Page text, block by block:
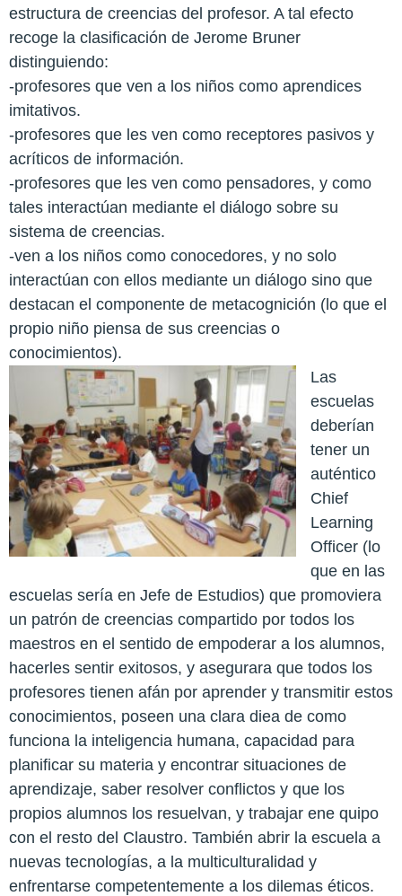
estructura de creencias del profesor. A tal efecto
recoge la clasificación de Jerome Bruner
distinguiendo:
-profesores que ven a los niños como aprendices
imitativos.
-profesores que les ven como receptores pasivos y
acríticos de información.
-profesores que les ven como pensadores, y como
tales interactúan mediante el diálogo sobre su
sistema de creencias.
-ven a los niños como conocedores, y no solo
interactúan con ellos mediante un diálogo sino que
destacan el componente de metacognición (lo que el
propio niño piensa de sus creencias o
conocimientos).
Las
escuelas
deberían
tener un
auténtico
Chief
Learning
Officer (lo
que en las
escuelas sería en Jefe de Estudios) que promoviera
un patrón de creencias compartido por todos los
maestros en el sentido de empoderar a los alumnos,
hacerles sentir exitosos, y asegurara que todos los
profesores tienen afán por aprender y transmitir estos
conocimientos, poseen una clara diea de como
funciona la inteligencia humana, capacidad para
planificar su materia y encontrar situaciones de
aprendizaje, saber resolver conflictos y que los
propios alumnos los resuelvan, y trabajar ene quipo
con el resto del Claustro. También abrir la escuela a
nuevas tecnologías, a la multiculturalidad y
enfrentarse competentemente a los dilemas éticos.